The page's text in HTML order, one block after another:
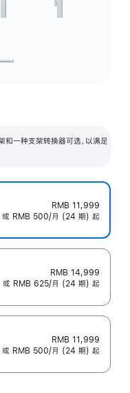
一种支架转换器可选，以满足
RMB 11,999
或 RMB 500/月 (24 期) 起
RMB 14,999
或 RMB 625/月 (24 期) 起
RMB 11,999
或 RMB 500/月 (24 期) 起